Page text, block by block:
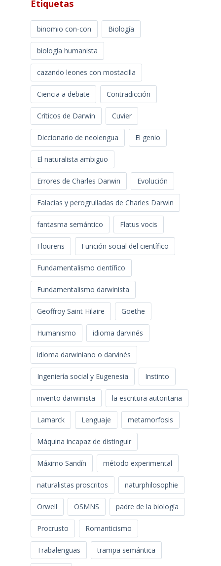
Etiquetas
binomio con-con Biología
biología humanista
cazando leones con mostacilla
Ciencia a debate Contradicción
Críticos de Darwin Cuvier
Diccionario de neolengua El genio
El naturalista ambiguo
Errores de Charles Darwin Evolución
Falacias y perogrulladas de Charles Darwin
fantasma semántico Flatus vocis
Flourens Función social del científico
Fundamentalismo científico
Fundamentalismo darwinista
Geoffroy Saint Hilaire Goethe
Humanismo idioma darvinés
idioma darwiniano o darvinés
Ingeniería social y Eugenesia Instinto
invento darwinista la escritura autoritaria
Lamarck Lenguaje metamorfosis
Máquina incapaz de distinguir
Máximo Sandín método experimental
naturalistas proscritos naturphilosophie
Orwell OSMNS padre de la biología
Procrusto Romanticismo
Trabalenguas trampa semántica